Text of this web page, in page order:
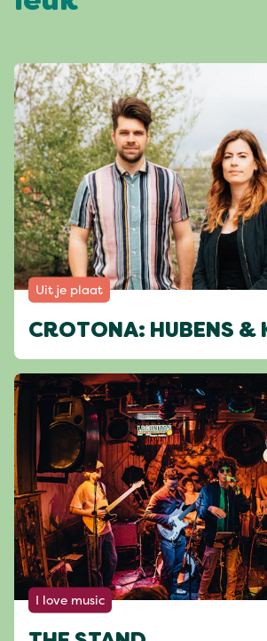
Uit je plaat
CROTONA: HUBENS &
I love music